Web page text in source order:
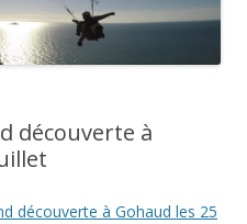
découverte à
découverte à Gohaud les 25